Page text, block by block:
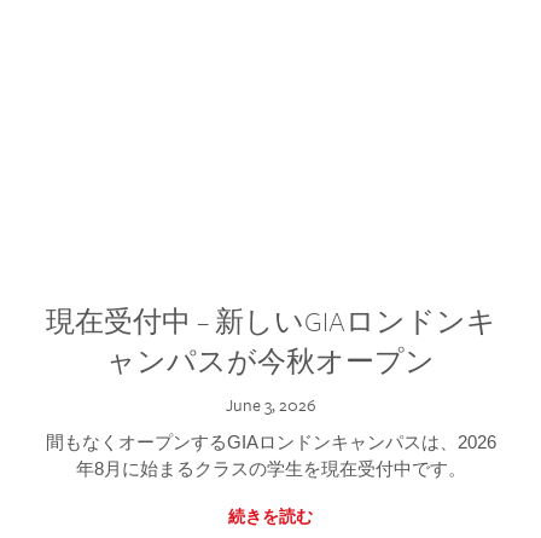
現在受付中 – 新しいGIAロンドンキ
ャンパスが今秋オープン
June 3, 2026
間もなくオープンするGIAロンドンキャンパスは、2026
年8月に始まるクラスの学生を現在受付中です。
続きを読む